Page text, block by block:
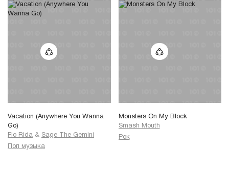
Vacation (Anywhere You Wanna
Go)
Flo Rida & Sage The Gemini
Поп музыка
Monsters On My Block
Smash Mouth
Рок